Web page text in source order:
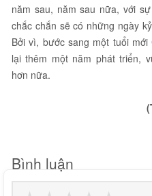
năm sau, năm sau nữa, với
chắc chắn sẽ có những ngày
Bởi vì, bước sang một tuổi mới
lại thêm một năm phát triển,
hơn nữa.
Bình luận